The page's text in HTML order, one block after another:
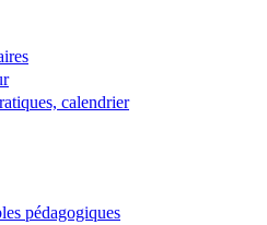
calendrier
pédagogiques